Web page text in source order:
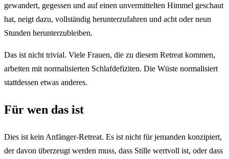
gewandert, gegessen und auf einen unvermittelten Himmel geschaut
hat, neigt dazu, vollständig herunterzufahren und acht oder neun
Stunden herunterzubleiben.
Das ist nicht trivial. Viele Frauen, die zu diesem Retreat kommen,
arbeiten mit normalisierten Schlafdefiziten. Die Wüste normalisiert
stattdessen etwas anderes.
Für wen das ist
Dies ist kein Anfänger-Retreat. Es ist nicht für jemanden konzipiert,
der davon überzeugt werden muss, dass Stille wertvoll ist, oder dass